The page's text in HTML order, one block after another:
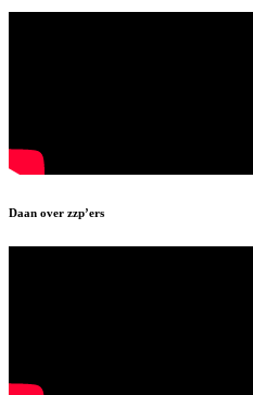
Daan over zzp’ers